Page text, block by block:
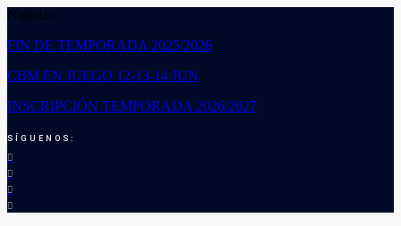
Noticias:
FIN DE TEMPORADA 2025/2026
CBM EN JUEGO 12-13-14 JUN
INSCRIPCIÓN TEMPORADA 2026/2027
SÍGUENOS: